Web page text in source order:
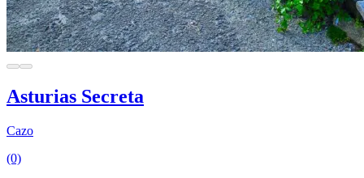
Asturias Secreta
Cazo
(0)